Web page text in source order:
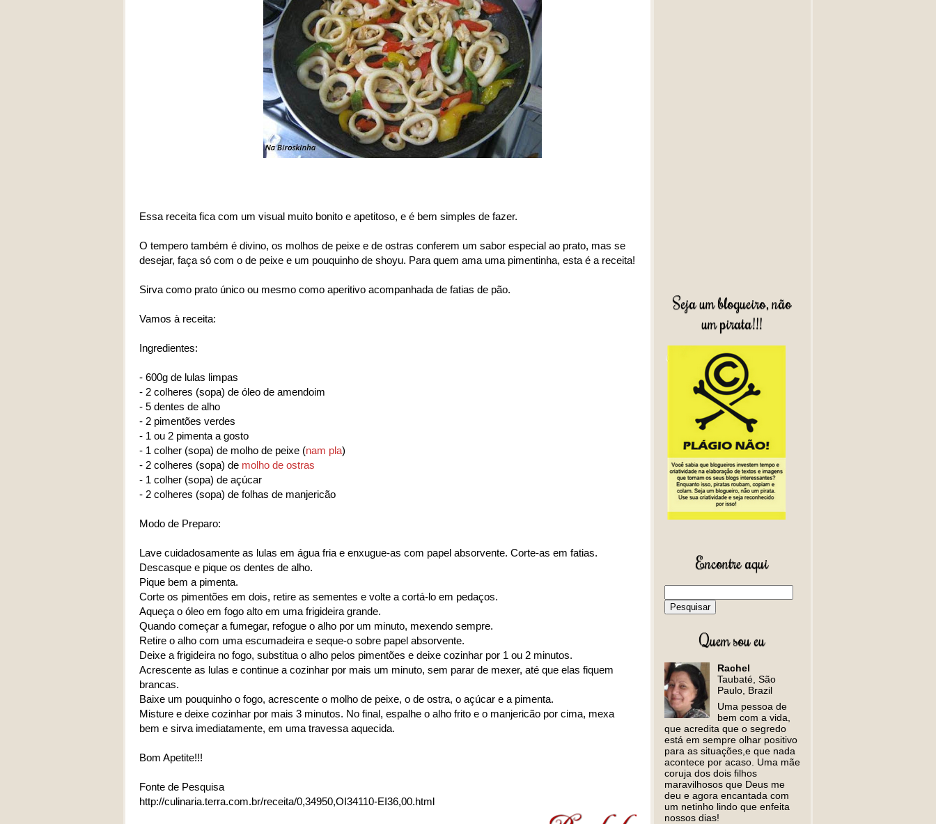
Essa receita fica com um visual muito bonito e apetitoso, e é bem simples de fazer.
O tempero também é divino, os molhos de peixe e de ostras conferem um sabor especial ao prato, mas se
desejar, faça só com o de peixe e um pouquinho de shoyu. Para quem ama uma pimentinha, esta é a receita!
Sirva como prato único ou mesmo como aperitivo acompanhada de fatias de pão.
Vamos à receita:
Ingredientes:
- 600g de lulas limpas
- 2 colheres (sopa) de óleo de amendoim
- 5 dentes de alho
- 2 pimentões verdes
- 1 ou 2 pimenta a gosto
- 1 colher (sopa) de molho de peixe (nam pla)
- 2 colheres (sopa) de molho de ostras
- 1 colher (sopa) de açúcar
- 2 colheres (sopa) de folhas de manjericão
Modo de Preparo:
Lave cuidadosamente as lulas em água fria e enxugue-as com papel absorvente. Corte-as em fatias.
Descasque e pique os dentes de alho.
Pique bem a pimenta.
Corte os pimentões em dois, retire as sementes e volte a cortá-lo em pedaços.
Aqueça o óleo em fogo alto em uma frigideira grande.
Quando começar a fumegar, refogue o alho por um minuto, mexendo sempre.
Retire o alho com uma escumadeira e seque-o sobre papel absorvente.
Deixe a frigideira no fogo, substitua o alho pelos pimentões e deixe cozinhar por 1 ou 2 minutos.
Acrescente as lulas e continue a cozinhar por mais um minuto, sem parar de mexer, até que elas fiquem
brancas.
Baixe um pouquinho o fogo, acrescente o molho de peixe, o de ostra, o açúcar e a pimenta.
Misture e deixe cozinhar por mais 3 minutos. No final, espalhe o alho frito e o manjericão por cima, mexa
bem e sirva imediatamente, em uma travessa aquecida.
Bom Apetite!!!
Fonte de Pesquisa
http://culinaria.terra.com.br/receita/0,34950,OI34110-EI36,00.html
Seja um blogueiro, não
um pirata!!!
Encontre aqui
Quem sou eu
Rachel
Taubaté, São
Paulo, Brazil
Uma pessoa de
bem com a vida,
que acredita que o segredo
está em sempre olhar positivo
para as situações,e que nada
acontece por acaso. Uma mãe
coruja dos dois filhos
maravilhosos que Deus me
deu e agora encantada com
um netinho lindo que enfeita
nossos dias!